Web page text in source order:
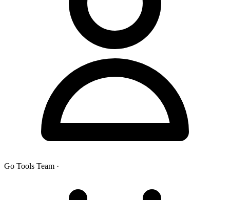
Go Tools Team ·